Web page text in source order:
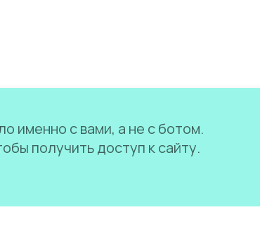
именно с вами, а не с ботом.
получить доступ к сайту.